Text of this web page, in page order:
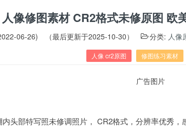
人像修图素材 CR2格式未修原图 欧
06-26) （最后更新于2025-10-30） 分类: 人像
人像 cr2原图 修图练习素材
头部特写照未修调照片， CR2格式，分辨率优秀，